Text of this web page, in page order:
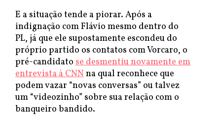
E a situação tende a piorar. Após a
indignação com Flávio mesmo dentro do
PL, já que ele supostamente escondeu do
próprio partido os contatos com Vorcaro, o
pré-candidato se desmentiu novamente em
entrevista à CNNna qual reconhece que
podem vazar “novas conversas” ou talvez
um “videozinho” sobre sua relação com o
banqueiro bandido.